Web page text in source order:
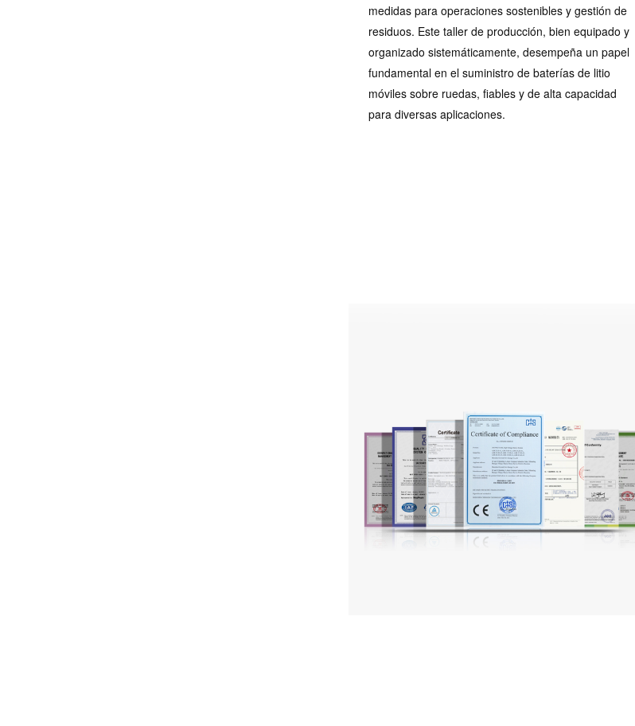
medidas para operaciones sostenibles y gestión de
residuos. Este taller de producción, bien equipado y
organizado sistemáticamente, desempeña un papel
fundamental en el suministro de baterías de litio
móviles sobre ruedas, fiables y de alta capacidad
para diversas aplicaciones.